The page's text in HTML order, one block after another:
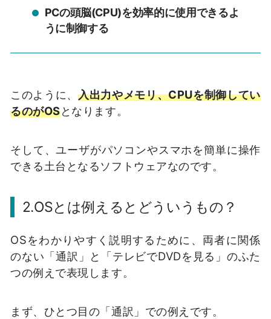
PCの頭脳(CPU)を効率的に使用できるよ
うに制御する
このように、入出力やメモリ、CPUを制御してい
るのがOSとなります。
そして、ユーザがパソコンやスマホを簡単に操作
できる土台となるソフトウェアなのです。
2.OSとは例えるとどういうもの？
OSをわかりやすく説明するために、両者に関係
のない「通訳」と「テレビでDVDを見る」のふた
つの例えで表現します。
まず、ひとつ目の「通訳」での例えです。